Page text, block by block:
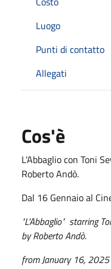
Luogo
Punti di contatto
Allegati
Cos'è
L'Abbaglio con Toni
Roberto Andò.
Dal 16 Gennaio al
"L'Abbaglio" starring
by Roberto Andò.
from January 16,